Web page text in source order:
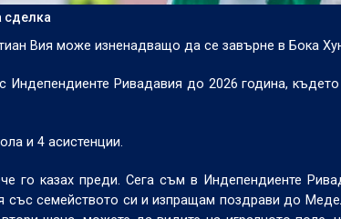
сделка
Вия може изненадващо да се завърне в Бока
Индепендиенте Ривадавия до 2026 година,
и 4 асистенции.
го казах преди. Сега съм в Индепендиенте
семейството си и изпращам поздрави до